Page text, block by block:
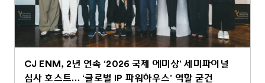
CJ ENM, 2년 연속 ‘2026 국제 에미상’ 세미파이널
심사 호스트… ‘글로벌 IP 파워하우스’ 역할 굳건